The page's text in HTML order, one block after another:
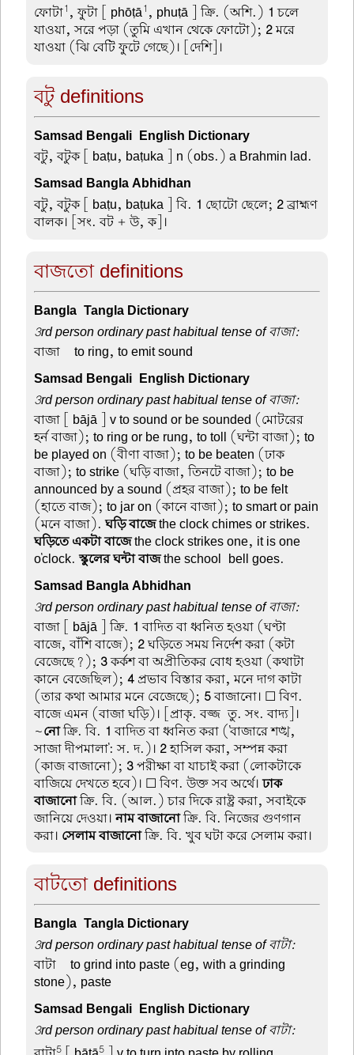
ফোটা1 , ফুটা [ phōṭā1 , phuṭā ] ক্রি. (অশি.) 1 চলে
যাওয়া, সরে পড়া (তুমি এখান থেকে ফোটো); 2মরে
যাওয়া (ঝি বেটি ফুটে গেছে)। [দেশি]।
বটু definitions
Samsad Bengali-English Dictionary
বটু, বটুক[ baṭu, baṭuka ] n (obs.) a Brahmin lad.
Samsad Bangla Abhidhan
বটু, বটুক[ baṭu, baṭuka ] বি. 1 ছোটো ছেলে; 2ব্রাহ্মণ
বালক। [সং. বট + উ, ক]।
বাজতো definitions
Bangla-Tangla Dictionary
3rd person ordinary past habitual tense of বাজা:
বাজা –to ring, to emit sound
Samsad Bengali-English Dictionary
3rd person ordinary past habitual tense of বাজা:
বাজা [ bājā ] v to sound or be sounded (মোটরের
হর্ন বাজা); to ring or be rung, to toll (ঘন্টা বাজা); to
be played on (বীণা বাজা); to be beaten (ঢাক
বাজা); to strike (ঘড়ি বাজা, তিনটে বাজা); to be
announced by a sound (প্রহর বাজা); to be felt
(হাতে বাজ); to jar on (কানে বাজা); to smart or pain
(মনে বাজা).ঘড়ি বাজেthe clock chimes or strikes.
ঘড়িতে একটা বাজেthe clock strikes one, it is one
o'clock.স্কুলের ঘন্টা বাজthe school-bell goes.
Samsad Bangla Abhidhan
3rd person ordinary past habitual tense of বাজা:
বাজা [ bājā ] ক্রি. 1 বাদিত বা ধ্বনিত হওয়া (ঘণ্টা
বাজে, বাঁশি বাজে); 2ঘড়িতে সময় নির্দেশ করা (কটা
বেজেছে?); 3কর্কশ বা অপ্রীতিকর বোধ হওয়া (কথাটা
কানে বেজেছিল);4প্রভাব বিস্তার করা, মনে দাগ কাটা
(তার কথা আমার মনে বেজেছে); 5বাজানো। ☐ বিণ.
বাজে এমন (বাজা ঘড়ি)। [প্রাকৃ. বজ্জ-তু. সং. বাদ্য]।
~নোক্রি. বি. 1 বাদিত বা ধ্বনিত করা ('বাজারে শঙ্খ,
সাজা দীপমালা': স. দ.)। 2হাসিল করা, সম্পন্ন করা
(কাজ বাজানো); 3পরীক্ষা বা যাচাই করা (লোকটাকে
বাজিয়ে দেখতে হবে)। ☐ বিণ. উক্ত সব অর্থে।ঢাক
বাজানোক্রি. বি. (আল.) চার দিকে রাষ্ট্র করা, সবাইকে
জানিয়ে দেওয়া।নাম বাজানোক্রি. বি. নিজের গুণগান
করা। সেলাম বাজানোক্রি. বি. খুব ঘটা করে সেলাম করা।
বাটতো definitions
Bangla-Tangla Dictionary
3rd person ordinary past habitual tense of বাটা:
বাটা –to grind into paste (eg, with a grinding
stone), paste
Samsad Bengali-English Dictionary
3rd person ordinary past habitual tense of বাটা:
5 5